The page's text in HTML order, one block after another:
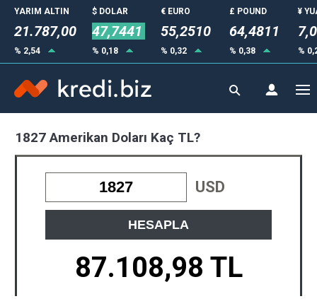
YARIM ALTIN
21.787,00
% 2,54
$ DOLAR
47,7441
% 0,18
€ EURO
55,2510
% 0,32
£ POUND
64,4811
% 0,38
¥
%
1827 Amerikan Doları Kaç TL?
USD
HESAPLA
87.108,98 TL